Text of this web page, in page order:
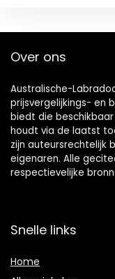
Over ons
Australische-
prijsvergelijkings- en
biedt die
houdt via de laatst
zijn auteursrechtelijk
eigenaren. Alle
respectievelijke
Snelle links
Home